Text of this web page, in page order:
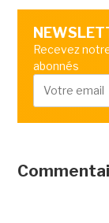
Recevez
abonnés